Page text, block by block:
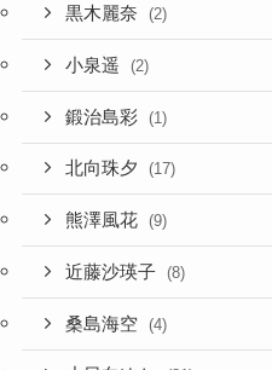
黒木麗奈 (2)
小泉遥 (2)
鍛治島彩 (1)
北向珠夕 (17)
熊澤風花 (9)
近藤沙瑛子 (8)
桑島海空 (4)